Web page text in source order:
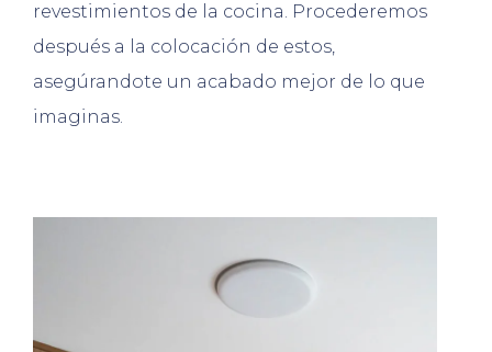
revestimientos de la cocina. Procederemos
después a la colocación de estos,
asegúrandote un acabado mejor de lo que
imaginas.